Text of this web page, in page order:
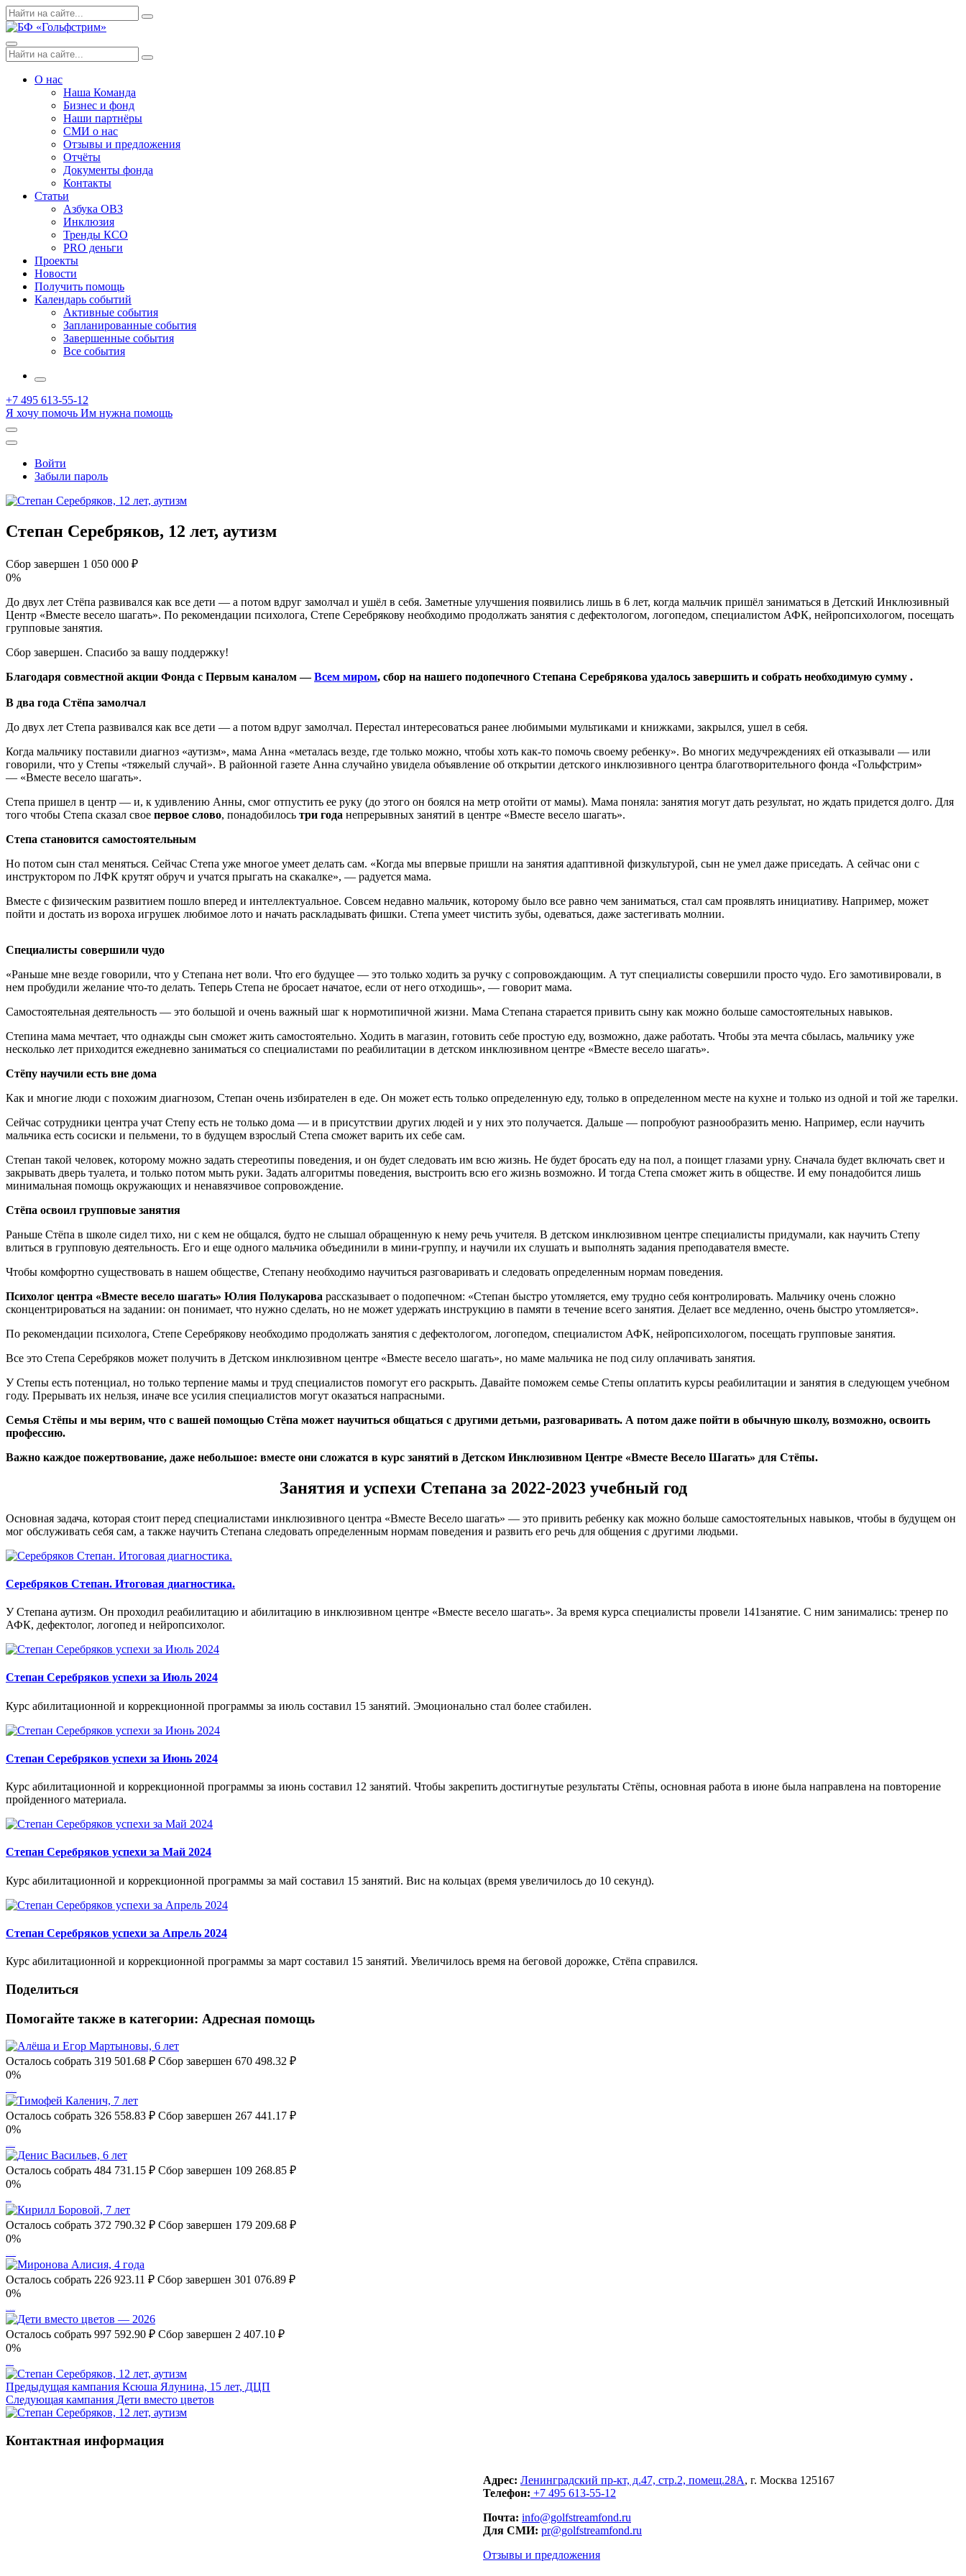
Skip
to
Поиск
по:
Search
Menu
Поиск
по:
Search
О нас
Наша Команда
Бизнес и фонд
Наши партнёры
СМИ о нас
Отзывы и предложения
Отчёты
Документы фонда
Контакты
Статьи
Азбука ОВЗ
Инклюзия
Тренды КСО
PRO деньги
Проекты
Новости
Получить помощь
Календарь событий
Активные события
Запланированные события
Завершенные события
Все события
More
+7 495 613-55-12
Я хочу помочь Им нужна помощь
Открыть
поиск
Профиль
Войти
Забыли пароль
Степан Серебряков, 12 лет, аутизм
Сбор завершен 1 050 000 ₽
0%
До двух лет Стёпа развивался как все дети — а потом вдруг замолчал и ушёл в себя. Заметные улучшения появились лишь в 6 лет, когда мальчик пришёл заниматься в Детский Инклюзивный
Центр «Вместе весело шагать». По рекомендации психолога, Степе Серебрякову необходимо продолжать занятия с дефектологом, логопедом, специалистом АФК, нейропсихологом, посещать
групповые занятия.
Сбор завершен. Спасибо за вашу поддержку!
Благодаря совместной акции Фонда с Первым каналом —Всем миром, сбор на нашего подопечного Степана Серебрякова удалось завершить и собрать необходимую сумму .
В два года Стёпа замолчал
До двух лет Степа развивался как все дети — а потом вдруг замолчал. Перестал интересоваться ранее любимыми мультиками и книжками, закрылся, ушел в себя.
Когда мальчику поставили диагноз «аутизм», мама Анна «металась везде, где только можно, чтобы хоть как-то помочь своему ребенку». Во многих медучреждениях ей отказывали — или
говорили, что у Степы «тяжелый случай». В районной газете Анна случайно увидела объявление об открытии детского инклюзивного центра благотворительного фонда «Гольфстрим»
— «Вместе весело шагать».
Степа пришел в центр — и, к удивлению Анны, смог отпустить ее руку (до этого он боялся на метр отойти от мамы). Мама поняла: занятия могут дать результат, но ждать придется долго. Для
того чтобы Степа сказал свое первое слово, понадобилось три года непрерывных занятий в центре «Вместе весело шагать».
Степа становится самостоятельным
Но потом сын стал меняться. Сейчас Степа уже многое умеет делать сам. «Когда мы впервые пришли на занятия адаптивной физкультурой, сын не умел даже приседать. А сейчас они с
инструктором по ЛФК крутят обруч и учатся прыгать на скакалке», — радуется мама.
Вместе с физическим развитием пошло вперед и интеллектуальное. Совсем недавно мальчик, которому было все равно чем заниматься, стал сам проявлять инициативу. Например, может
пойти и достать из вороха игрушек любимое лото и начать раскладывать фишки. Степа умеет чистить зубы, одеваться, даже застегивать молнии.
Специалисты совершили чудо
«Раньше мне везде говорили, что у Степана нет воли. Что его будущее — это только ходить за ручку с сопровождающим. А тут специалисты совершили просто чудо. Его замотивировали, в
нем пробудили желание что-то делать. Теперь Степа не бросает начатое, если от него отходишь», — говорит мама.
Самостоятельная деятельность — это большой и очень важный шаг к нормотипичной жизни. Мама Степана старается привить сыну как можно больше самостоятельных навыков.
Степина мама мечтает, что однажды сын сможет жить самостоятельно. Ходить в магазин, готовить себе простую еду, возможно, даже работать. Чтобы эта мечта сбылась, мальчику уже
несколько лет приходится ежедневно заниматься со специалистами по реабилитации в детском инклюзивном центре «Вместе весело шагать».
Стёпу научили есть вне дома
Как и многие люди с похожим диагнозом, Степан очень избирателен в еде. Он может есть только определенную еду, только в определенном месте на кухне и только из одной и той же тарелки.
Сейчас сотрудники центра учат Степу есть не только дома — и в присутствии других людей и у них это получается. Дальше — попробуют разнообразить меню. Например, если научить
мальчика есть сосиски и пельмени, то в будущем взрослый Степа сможет варить их себе сам.
Степан такой человек, которому можно задать стереотипы поведения, и он будет следовать им всю жизнь. Не будет бросать еду на пол, а поищет глазами урну. Сначала будет включать свет и
закрывать дверь туалета, и только потом мыть руки. Задать алгоритмы поведения, выстроить всю его жизнь возможно. И тогда Степа сможет жить в обществе. И ему понадобится лишь
минимальная помощь окружающих и ненавязчивое сопровождение.
Стёпа освоил групповые занятия
Раньше Стёпа в школе сидел тихо, ни с кем не общался, будто не слышал обращенную к нему речь учителя. В детском инклюзивном центре специалисты придумали, как научить Степу
влиться в групповую деятельность. Его и еще одного мальчика объединили в мини-группу, и научили их слушать и выполнять задания преподавателя вместе.
Чтобы комфортно существовать в нашем обществе, Степану необходимо научиться разговаривать и следовать определенным нормам поведения.
Психолог центра «Вместе весело шагать» Юлия Полукарова рассказывает о подопечном: «Степан быстро утомляется, ему трудно себя контролировать. Мальчику очень сложно
сконцентрироваться на задании: он понимает, что нужно сделать, но не может удержать инструкцию в памяти в течение всего занятия. Делает все медленно, очень быстро утомляется».
По рекомендации психолога, Степе Серебрякову необходимо продолжать занятия с дефектологом, логопедом, специалистом АФК, нейропсихологом, посещать групповые занятия.
Все это Степа Серебряков может получить в Детском инклюзивном центре «Вместе весело шагать», но маме мальчика не под силу оплачивать занятия.
У Степы есть потенциал, но только терпение мамы и труд специалистов помогут его раскрыть. Давайте поможем семье Степы оплатить курсы реабилитации и занятия в следующем учебном
году. Прерывать их нельзя, иначе все усилия специалистов могут оказаться напрасными.
Семья Стёпы и мы верим, что с вашей помощью Стёпа может научиться общаться с другими детьми, разговаривать. А потом даже пойти в обычную школу, возможно, освоить
профессию.
Важно каждое пожертвование, даже небольшое: вместе они сложатся в курс занятий в Детском Инклюзивном Центре «Вместе Весело Шагать» для Стёпы.
Занятия и успехи Степана за 2022-2023 учебный год
Основная задача, которая стоит перед специалистами инклюзивного центра «Вместе Весело шагать» — это привить ребенку как можно больше самостоятельных навыков, чтобы в будущем он
мог обслуживать себя сам, а также научить Степана следовать определенным нормам поведения и развить его речь для общения с другими людьми.
Серебряков Степан. Итоговая диагностика.
У Степана аутизм. Он проходил реабилитацию и абилитацию в инклюзивном центре «Вместе весело шагать». За время курса специалисты провели 141занятие. С ним занимались: тренер по
АФК, дефектолог, логопед и нейропсихолог.
Степан Серебряков успехи за Июль 2024
Курс абилитационной и коррекционной программы за июль составил 15 занятий. Эмоционально стал более стабилен.
Степан Серебряков успехи за Июнь 2024
Курс абилитационной и коррекционной программы за июнь составил 12 занятий. Чтобы закрепить достигнутые результаты Стёпы, основная работа в июне была направлена на повторение
пройденного материала.
Степан Серебряков успехи за Май 2024
Курс абилитационной и коррекционной программы за май составил 15 занятий. Вис на кольцах (время увеличилось до 10 секунд).
Степан Серебряков успехи за Апрель 2024
Курс абилитационной и коррекционной программы за март составил 15 занятий. Увеличилось время на беговой дорожке, Стёпа справился.
Поделиться
Помогайте также в категории: Адресная помощь
Осталось собрать 319 501.68 ₽ Сбор завершен 670 498.32 ₽
0%
Осталось собрать 326 558.83 ₽ Сбор завершен 267 441.17 ₽
0%
Осталось собрать 484 731.15 ₽ Сбор завершен 109 268.85 ₽
0%
Осталось собрать 372 790.32 ₽ Сбор завершен 179 209.68 ₽
0%
Осталось собрать 226 923.11 ₽ Сбор завершен 301 076.89 ₽
0%
Осталось собрать 997 592.90 ₽ Сбор завершен 2 407.10 ₽
0%
Предыдущая кампания Ксюша Ялунина, 15 лет, ДЦП
Следующая кампания Дети вместо цветов
Контактная информация
Адрес: Ленинградский пр-кт, д.47, стр.2, помещ.28А, г. Москва 125167
Телефон: +7 495 613-55-12
Почта: info@golfstreamfond.ru
Для СМИ: pr@golfstreamfond.ru
Отзывы и предложения